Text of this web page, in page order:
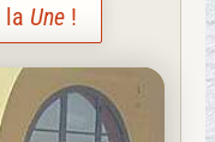
la Une !